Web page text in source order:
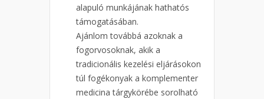
alapuló munkájának hathatós
támogatásában.
Ajánlom továbbá azoknak a
fogorvosoknak, akik a
tradicionális kezelési eljárásokon
túl fogékonyak a komplementer
medicina tárgykörébe sorolható